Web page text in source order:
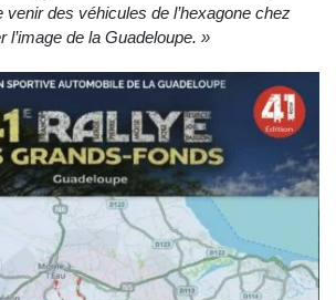
venir des véhicules de l’hexagone chez
l’image de la Guadeloupe. »